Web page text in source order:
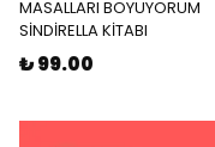
MASALLARI BOYUYORUM
SİNDİRELLA KİTABI
₺ 99.00